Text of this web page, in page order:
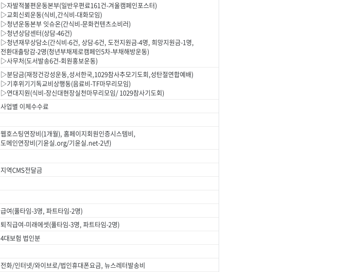
▷자발적불편운동본부(일반우편료161건-겨울캠페인포스터)
▷교회신뢰운동(식비,간식비-대화모임)
▷청년운동본부 잇슈온(간식비-문화컨텐츠소비러)
▷청년상담센터(상담-46건)
▷청년재무상담소(간식비-6건, 상담-6건, 도전지원금-4명, 희망지원금-1명,
전환대출탕감-2명(청년부채제로캠페인5차-부채해방운동)
▷사무처(도서발송6건-회원홍보운동)
▷분담금(재정건강성운동,성서한국,1029참사추모기도회,성탄절연합예배)
▷기후위기기독교비상행동(음료비-TF마무리모임)
▷연대지원(식비-장신대현장실천마무리모임/ 1029참사기도회)
사업별 이체수수료
웹호스팅연장비(1개월), 홈페이지회원인증시스템비,
도메인연장비(기윤실.org/기윤실.net-2년)
지역CMS전달금
급여(풀타임-3명, 파트타임-2명)
퇴직급여-미래에셋(풀타임-3명, 파트타임-2명)
4대보험 법인분
전화/인터넷/와이브로/법인휴대폰요금, 뉴스레터발송비